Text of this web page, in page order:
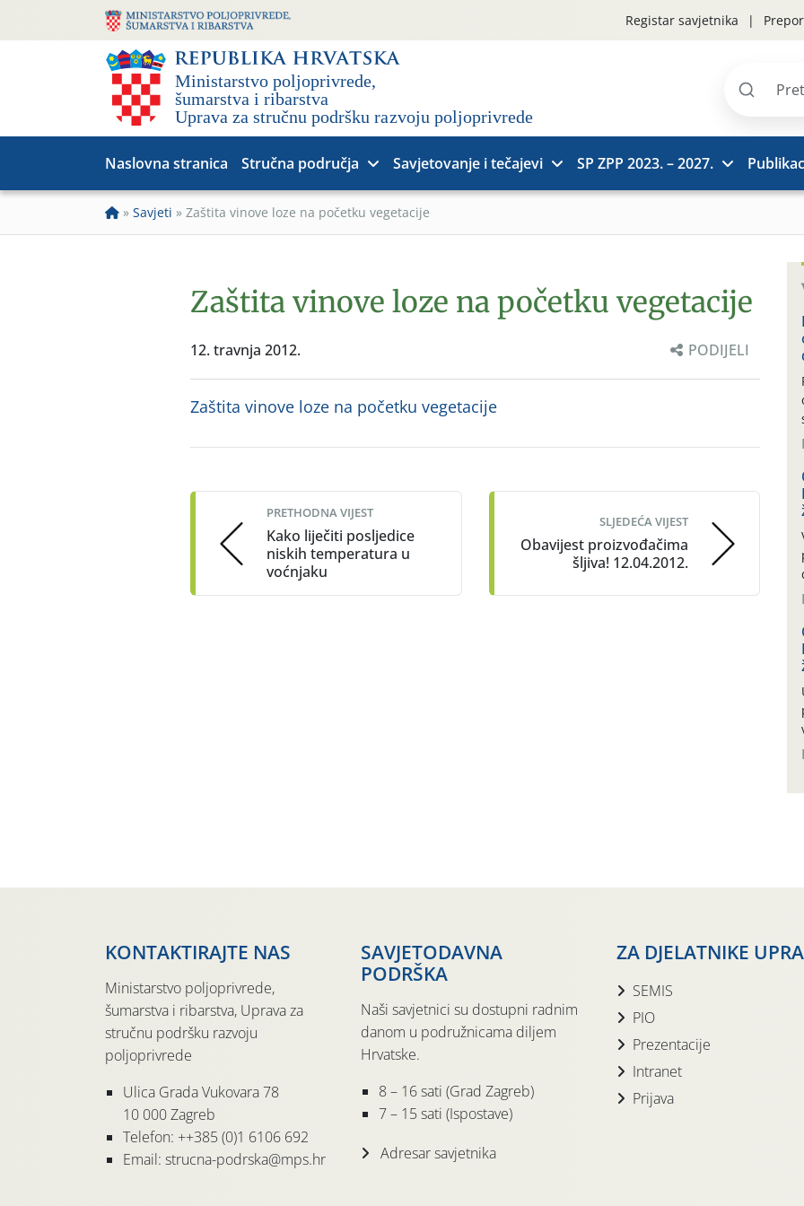
Registar savjetnika
Pretraži
Naslovna stranica Stručna područja Savjetovanje i tečajevi SP ZPP 2023. – 2027.
» Savjeti » Zaštita vinove loze na početku vegetacije
Zaštita vinove loze na početku vegetacije
12. travnja 2012. PODIJELI
Zaštita vinove loze na početku vegetacije
navigation
PRETHODNA VIJEST
Kako liječiti posljedice
niskih temperatura u
voćnjaku
SLJEDEĆA VIJEST
Obavijest proizvođačima
šljiva! 12.04.2012.
KONTAKTIRAJTE NAS
Ministarstvo poljoprivrede,
šumarstva i ribarstva, Uprava za
stručnu podršku razvoju
poljoprivrede
Ulica Grada Vukovara 78
10 000 Zagreb
Telefon: ++385 (0)1 6106 692
Email: strucna-podrska@mps.hr
SAVJETODAVNA
PODRŠKA
Naši savjetnici su dostupni radnim
danom u podružnicama diljem
Hrvatske.
8 – 16 sati (Grad Zagreb)
7 – 15 sati (Ispostave)
Adresar savjetnika
ZA DJELATNIKE
SEMIS
PIO
Prezentacije
Intranet
Prijava